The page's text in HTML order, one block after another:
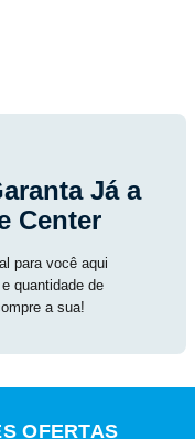
Já a
Center
para você aqui
quantidade de
a sua!
OFERTAS